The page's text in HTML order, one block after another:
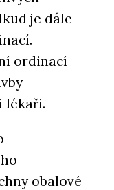
je dále
ordinací
lékaři.
obalové